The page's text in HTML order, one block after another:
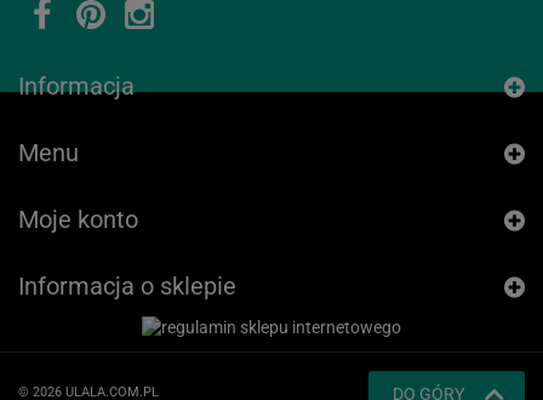
Informacja
Menu
Moje konto
Informacja o sklepie
© 2026 ULALA.COM.PL DO GÓRY